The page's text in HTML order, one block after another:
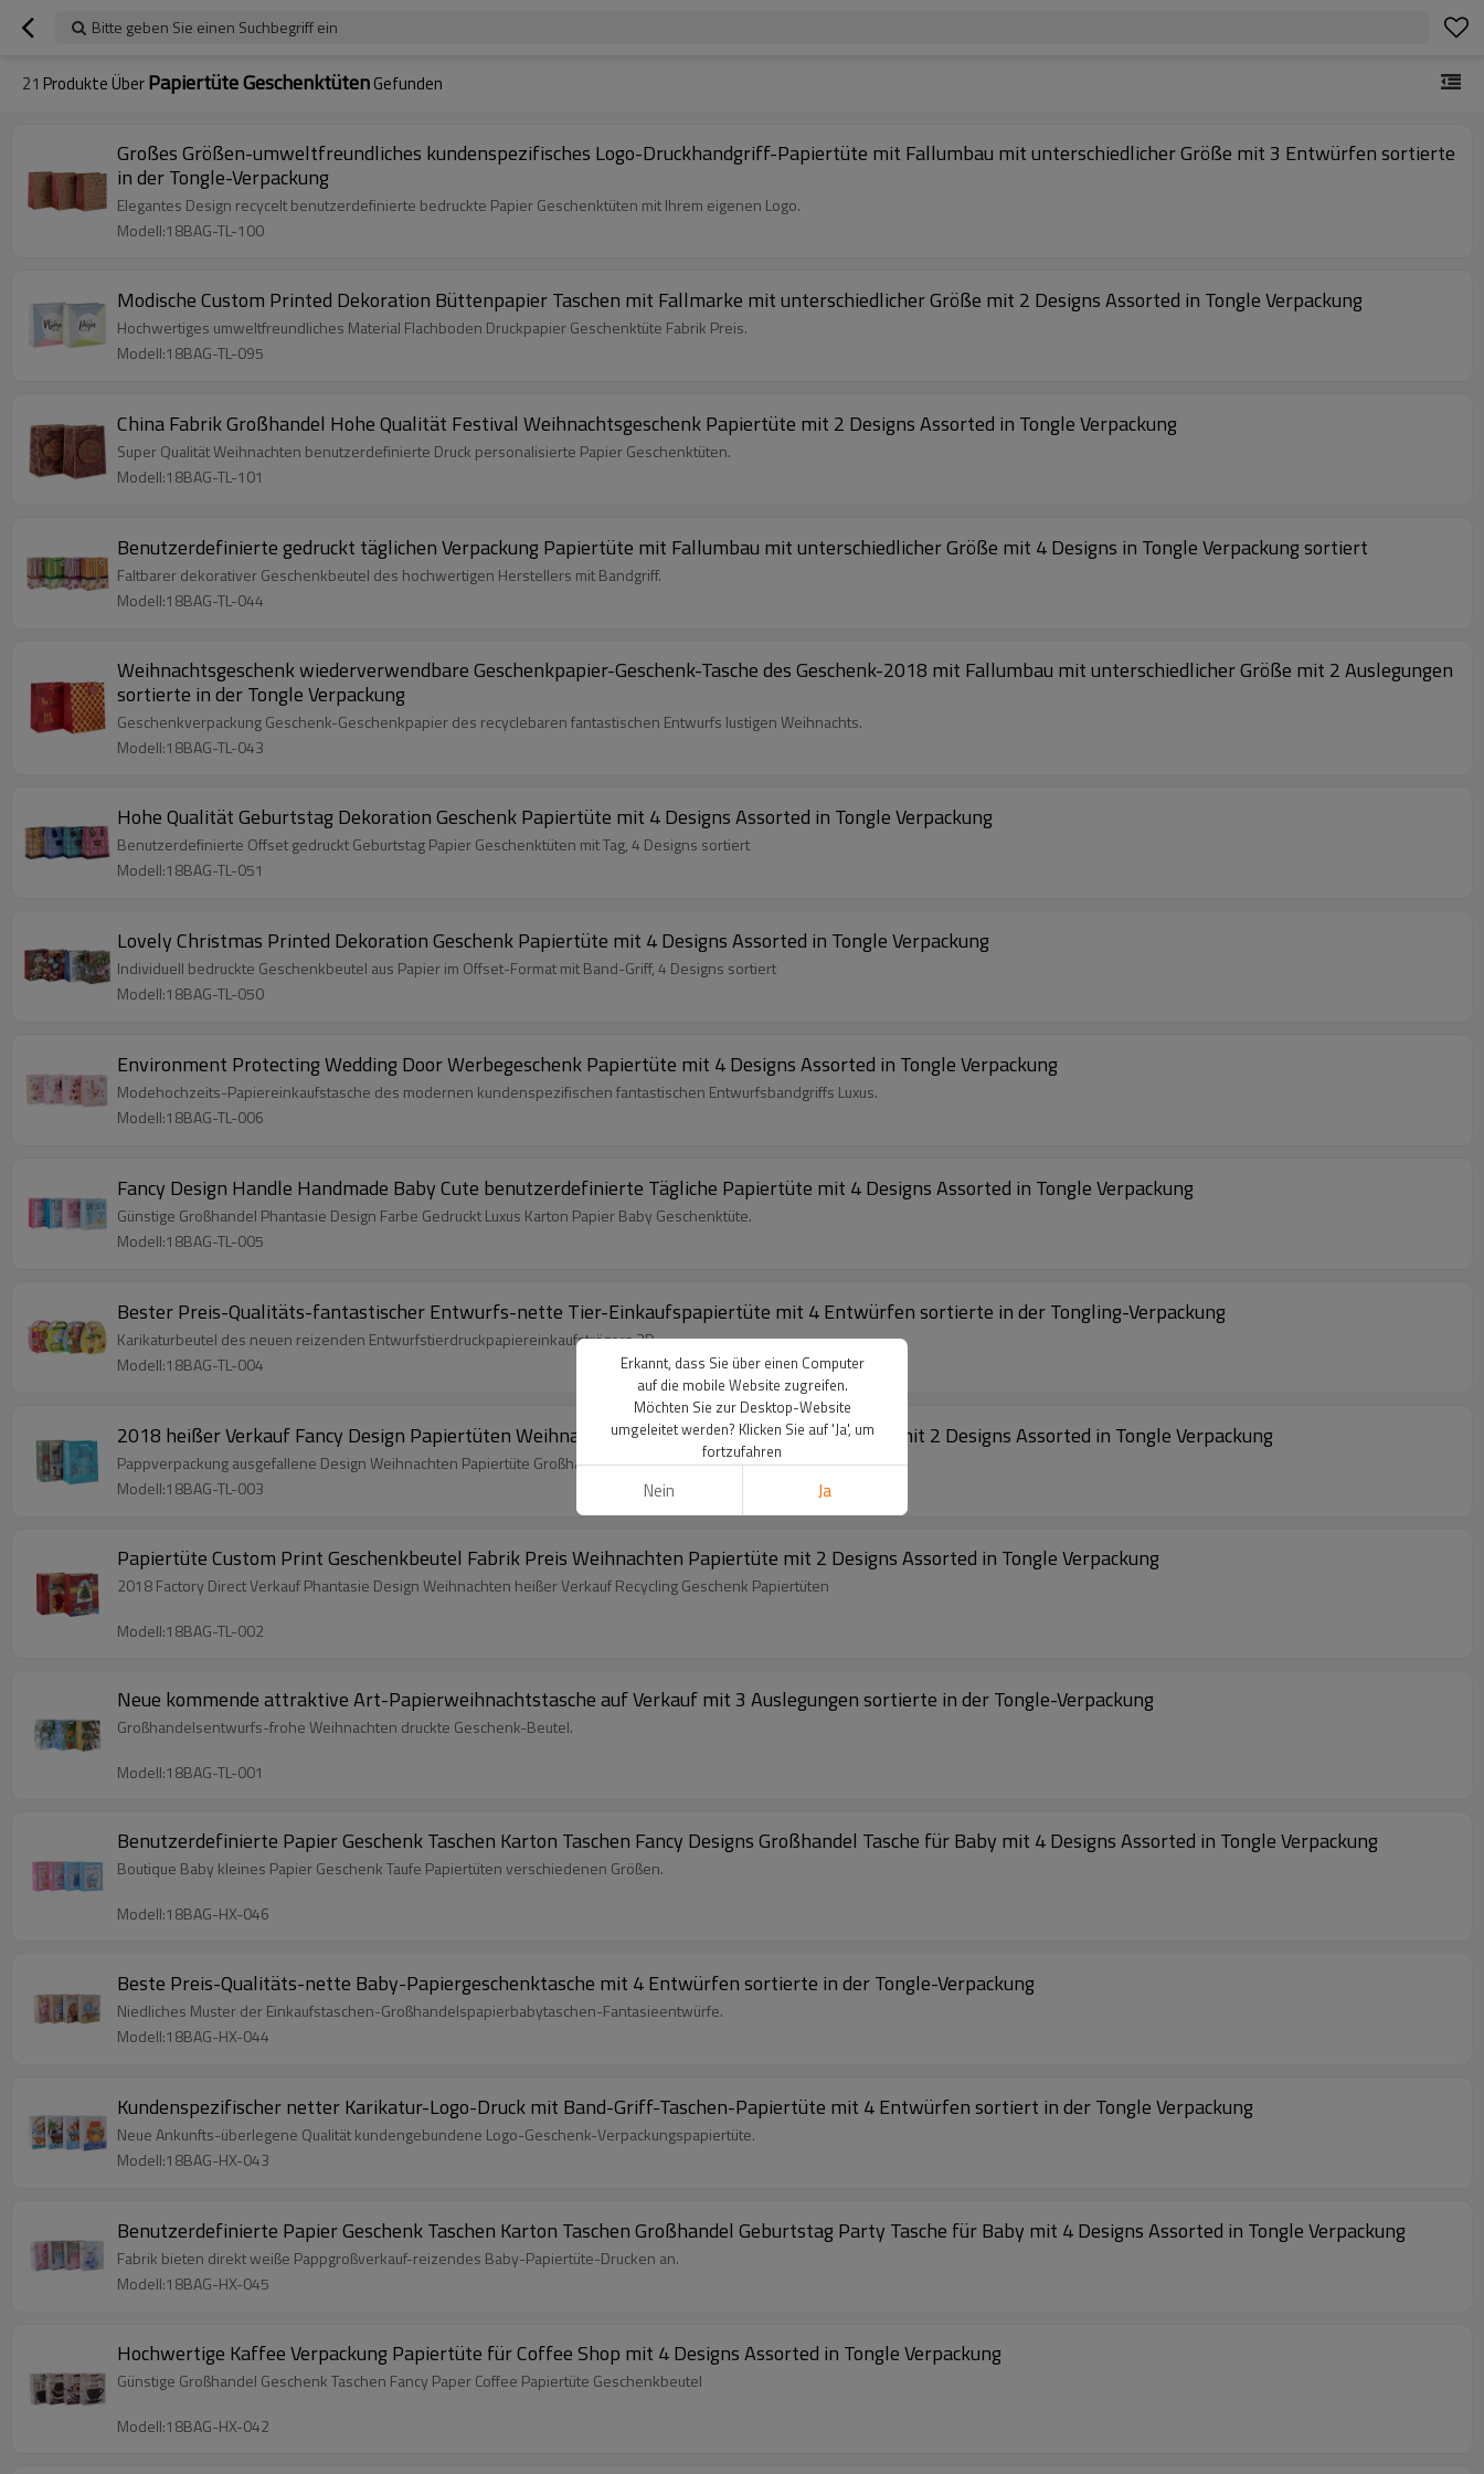
Bitte geben Sie einen Suchbegriff ein
21 Produkte ÜberPapiertüte GeschenktütenGefunden
Großes Größen-umweltfreundliches kundenspezifisches Logo-Druckhandgriff-Papiertüte mit Fallumbau mit unterschiedlicher Größe mit 3 Entwürfen sortierte
in der Tongle-Verpackung
Elegantes Design recycelt benutzerdefinierte bedruckte Papier Geschenktüten mit Ihrem eigenen Logo.
Modell:18BAG-TL-100
Modische Custom Printed Dekoration Büttenpapier Taschen mit Fallmarke mit unterschiedlicher Größe mit 2 Designs Assorted in Tongle Verpackung
Hochwertiges umweltfreundliches Material Flachboden Druckpapier Geschenktüte Fabrik Preis.
Modell:18BAG-TL-095
China Fabrik Großhandel Hohe Qualität Festival Weihnachtsgeschenk Papiertüte mit 2 Designs Assorted in Tongle Verpackung
Super Qualität Weihnachten benutzerdefinierte Druck personalisierte Papier Geschenktüten.
Modell:18BAG-TL-101
Benutzerdefinierte gedruckt täglichen Verpackung Papiertüte mit Fallumbau mit unterschiedlicher Größe mit 4 Designs in Tongle Verpackung sortiert
Faltbarer dekorativer Geschenkbeutel des hochwertigen Herstellers mit Bandgriff.
Modell:18BAG-TL-044
Weihnachtsgeschenk wiederverwendbare Geschenkpapier-Geschenk-Tasche des Geschenk-2018 mit Fallumbau mit unterschiedlicher Größe mit 2 Auslegungen
sortierte in der Tongle Verpackung
Geschenkverpackung Geschenk-Geschenkpapier des recyclebaren fantastischen Entwurfs lustigen Weihnachts.
Modell:18BAG-TL-043
Hohe Qualität Geburtstag Dekoration Geschenk Papiertüte mit 4 Designs Assorted in Tongle Verpackung
Benutzerdefinierte Offset gedruckt Geburtstag Papier Geschenktüten mit Tag, 4 Designs sortiert
Modell:18BAG-TL-051
Lovely Christmas Printed Dekoration Geschenk Papiertüte mit 4 Designs Assorted in Tongle Verpackung
Individuell bedruckte Geschenkbeutel aus Papier im Offset-Format mit Band-Griff, 4 Designs sortiert
Modell:18BAG-TL-050
Environment Protecting Wedding Door Werbegeschenk Papiertüte mit 4 Designs Assorted in Tongle Verpackung
Modehochzeits-Papiereinkaufstasche des modernen kundenspezifischen fantastischen Entwurfsbandgriffs Luxus.
Modell:18BAG-TL-006
Fancy Design Handle Handmade Baby Cute benutzerdefinierte Tägliche Papiertüte mit 4 Designs Assorted in Tongle Verpackung
Günstige Großhandel Phantasie Design Farbe Gedruckt Luxus Karton Papier Baby Geschenktüte.
Modell:18BAG-TL-005
Bester Preis-Qualitäts-fantastischer Entwurfs-nette Tier-Einkaufspapiertüte mit 4 Entwürfen sortierte in der Tongling-Verpackung
Karikaturbeutel des neuen reizenden Entwurfstierdruckpapiereinkaufsträgers 3D.
Modell:18BAG-TL-004
2018 heißer Verkauf Fancy Design Papiertüten Weihnachtsgeschenk Papiertüte Großhandel mit 2 Designs Assorted in Tongle Verpackung
Pappverpackung ausgefallene Design Weihnachten Papiertüte Großhandel China-Fabrik.
Modell:18BAG-TL-003
Papiertüte Custom Print Geschenkbeutel Fabrik Preis Weihnachten Papiertüte mit 2 Designs Assorted in Tongle Verpackung
2018 Factory Direct Verkauf Phantasie Design Weihnachten heißer Verkauf Recycling Geschenk Papiertüten
Modell:18BAG-TL-002
Neue kommende attraktive Art-Papierweihnachtstasche auf Verkauf mit 3 Auslegungen sortierte in der Tongle-Verpackung
Großhandelsentwurfs-frohe Weihnachten druckte Geschenk-Beutel.
Modell:18BAG-TL-001
Benutzerdefinierte Papier Geschenk Taschen Karton Taschen Fancy Designs Großhandel Tasche für Baby mit 4 Designs Assorted in Tongle Verpackung
Boutique Baby kleines Papier Geschenk Taufe Papiertüten verschiedenen Größen.
Modell:18BAG-HX-046
Beste Preis-Qualitäts-nette Baby-Papiergeschenktasche mit 4 Entwürfen sortierte in der Tongle-Verpackung
Niedliches Muster der Einkaufstaschen-Großhandelspapierbabytaschen-Fantasieentwürfe.
Modell:18BAG-HX-044
Kundenspezifischer netter Karikatur-Logo-Druck mit Band-Griff-Taschen-Papiertüte mit 4 Entwürfen sortiert in der Tongle Verpackung
Neue Ankunfts-überlegene Qualität kundengebundene Logo-Geschenk-Verpackungspapiertüte.
Modell:18BAG-HX-043
Benutzerdefinierte Papier Geschenk Taschen Karton Taschen Großhandel Geburtstag Party Tasche für Baby mit 4 Designs Assorted in Tongle Verpackung
Fabrik bieten direkt weiße Pappgroßverkauf-reizendes Baby-Papiertüte-Drucken an.
Modell:18BAG-HX-045
Hochwertige Kaffee Verpackung Papiertüte für Coffee Shop mit 4 Designs Assorted in Tongle Verpackung
Günstige Großhandel Geschenk Taschen Fancy Paper Coffee Papiertüte Geschenkbeutel
Modell:18BAG-HX-042
Erkannt, dass Sie über einen Computer
auf die mobile Website zugreifen.
Möchten Sie zur Desktop-Website
umgeleitet werden? Klicken Sie auf 'Ja', um
fortzufahren
Nein Ja